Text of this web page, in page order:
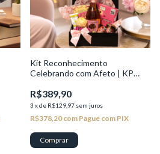
Kit Reconhecimento
Celebrando com Afeto | KP
R$389,90
3 xde R$129,97 sem juros
R$378,20com Pague com PIX